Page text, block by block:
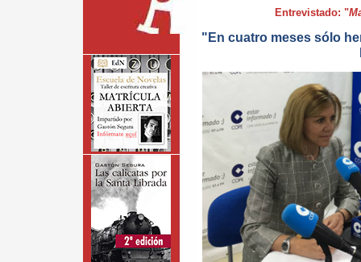
Entrevistado: "
"En cuatro meses sólo